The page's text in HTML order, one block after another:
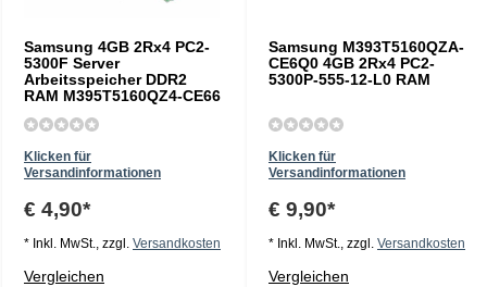
Samsung 4GB 2Rx4 PC2-
5300F Server
Arbeitsspeicher DDR2
RAM M395T5160QZ4-CE66
Klicken für
Versandinformationen
€ 4,90*
* Inkl. MwSt., zzgl. Versandkosten
Vergleichen
Samsung M393T5160QZA-
CE6Q0 4GB 2Rx4 PC2-
5300P-555-12-L0 RAM
Klicken für
Versandinformationen
€ 9,90*
* Inkl. MwSt., zzgl. Versandkosten
Vergleichen